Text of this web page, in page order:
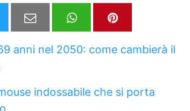
anni nel 2050: come cambierà il
indossabile che si porta